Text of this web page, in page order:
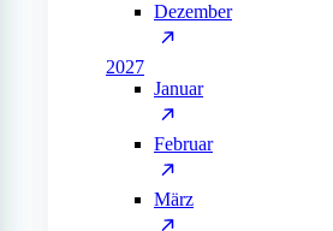
Dezember
2027
Januar
Februar
März